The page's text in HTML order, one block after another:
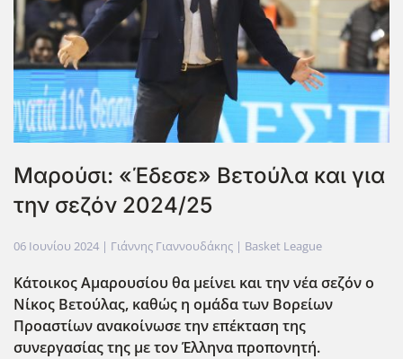
Μαρούσι: «Έδεσε» Βετούλα και για
την σεζόν 2024/25
06 Ιουνίου 2024 | Γιάννης Γιαννουδάκης | Basket League
Κάτοικος Αμαρουσίου θα μείνει και την νέα σεζόν ο
Νίκος Βετούλας, καθώς η ομάδα των Βορείων
Προαστίων ανακοίνωσε την επέκταση της
συνεργασίας της με τον Έλληνα προπονητή.